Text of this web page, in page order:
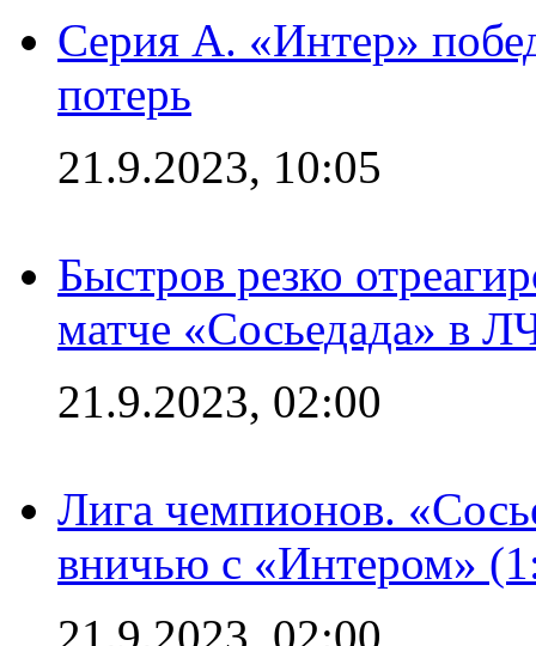
Серия А. «Интер»
потерь
21.9.2023, 10:05
Быстров резко
матче «Сосьедада» в
21.9.2023, 02:00
Лига чемпионов.
вничью с «Интером»
21.9.2023, 02:00